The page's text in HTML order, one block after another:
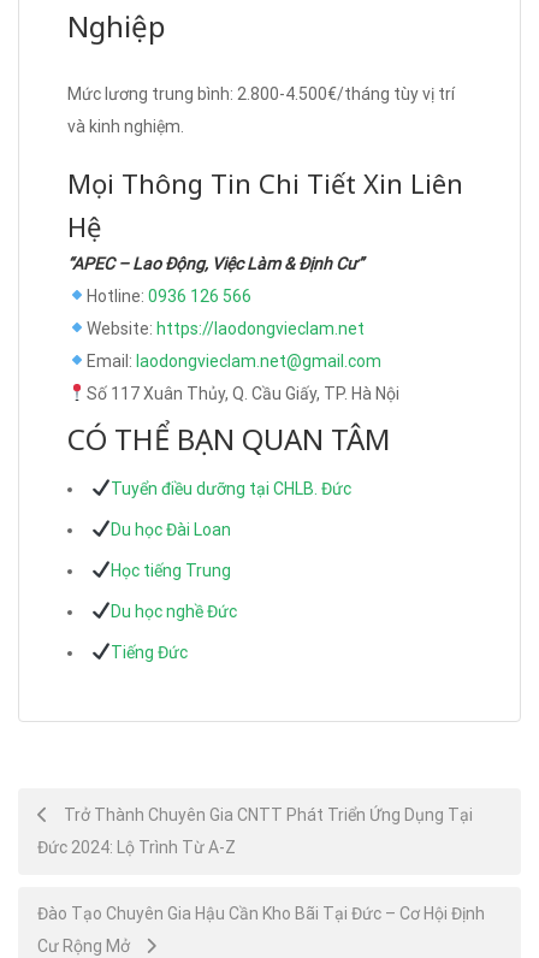
Nghiệp
Mức lương trung bình: 2.800-4.500€/tháng tùy vị trí
và kinh nghiệm.
Mọi Thông Tin Chi Tiết Xin Liên
Hệ
“APEC – Lao Động, Việc Làm & Định Cư”
Hotline: 0936 126 566
Website: https://laodongvieclam.net
Email: laodongvieclam.net@gmail.com
Số 117 Xuân Thủy, Q. Cầu Giấy, TP. Hà Nội
CÓ THỂ BẠN QUAN TÂM
Tuyển điều dưỡng tại CHLB. Đức
Du học Đài Loan
Học tiếng Trung
Du học nghề Đức
Tiếng Đức
Post
navigation
Trở Thành Chuyên Gia CNTT Phát Triển Ứng Dụng Tại
Đức 2024: Lộ Trình Từ A-Z
Đào Tạo Chuyên Gia Hậu Cần Kho Bãi Tại Đức – Cơ Hội Định
Cư Rộng Mở